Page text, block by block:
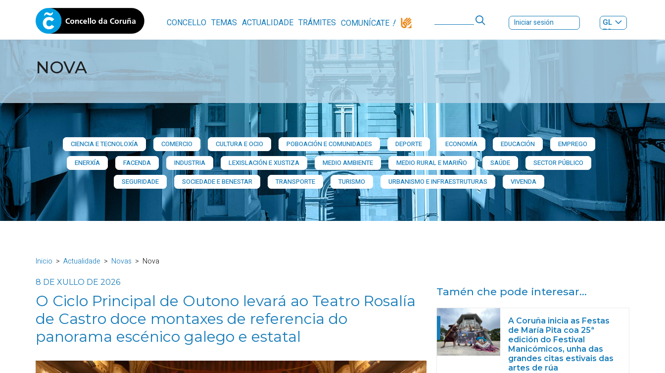
CONCELLO TEMAS ACTUALIDADE TRÁMITES COMUNÍCATE Iniciar sesión
GL
ES|
NOVA
CIENCIA E TECNOLOXÍA COMERCIO CULTURA E OCIO POBOACIÓN E COMUNIDADES DEPORTE ECONOMÍA EDUCACIÓN
EMPREGO
ENERXÍA
FACENDA INDUSTRIA LEXISLACIÓN E XUSTIZA MEDIO AMBIENTE MEDIO RURAL E MARIÑO SAÚDE
SECTOR PÚBLICO
SEGURIDADE
SOCIEDADE E BENESTAR TRANSPORTE TURISMO URBANISMO E INFRAESTRUTURAS VIVENDA
Inicio Actualidade Novas Nova
8 DE XULLO DE 2026
O Ciclo Principal de Outono levará ao Teatro Rosalía
de Castro doce montaxes de referencia do
panorama escénico galego e estatal
Tamén che pode interesar...
A Coruña inicia as Festas
de María Pita coa 25ª
edición do Festival
Manicómicos, unha das
grandes citas estivais das
artes de rúa